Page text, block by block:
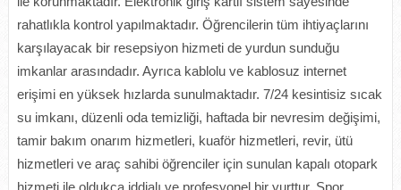
rahatlıkla kontrol yapılmaktadır. Öğrencilerin tüm ihtiyaçlarını
karşılayacak bir resepsiyon hizmeti de yurdun sunduğu
imkanlar arasındadır. Ayrıca kablolu ve kablosuz internet
erişimi en yüksek hızlarda sunulmaktadır. 7/24 kesintisiz sıcak
su imkanı, düzenli oda temizliği, haftada bir nevresim değişimi,
tamir bakım onarım hizmetleri, kuaför hizmetleri, revir, ütü
hizmetleri ve araç sahibi öğrenciler için sunulan kapalı otopark
hizmeti ile oldukça iddialı ve profesyonel bir yurttur. Spor